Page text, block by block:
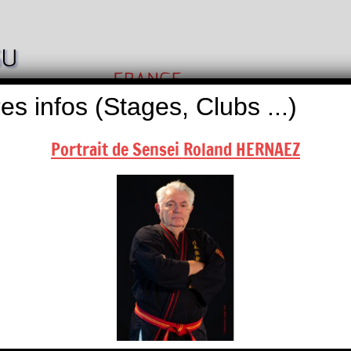
Nihon
Taï
Jitsu
Self
Défense
BOUTIQUES NOUS CONTACTER
contactez-nous …
infos (Stages, Clubs ...)
Portrait de Sensei Roland HERNAEZ